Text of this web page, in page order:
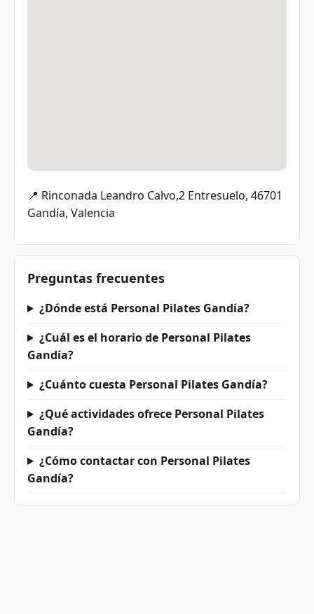
📍 Rinconada Leandro Calvo,2 Entresuelo, 46701
Gandía, Valencia
Preguntas frecuentes
¿Dónde está Personal Pilates Gandía?
¿Cuál es el horario de Personal Pilates
Gandía?
¿Cuánto cuesta Personal Pilates Gandía?
¿Qué actividades ofrece Personal Pilates
Gandía?
¿Cómo contactar con Personal Pilates
Gandía?